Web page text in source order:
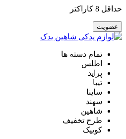
حداقل 8 کاراکتر
تمام دسته ها
اطلس
پراید
تیبا
ساینا
سهند
شاهین
طرح تخفیف
کوییک